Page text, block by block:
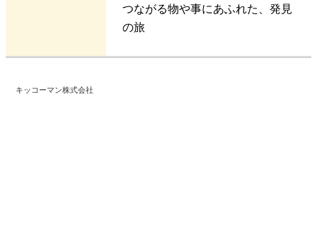
つながる物や事にあふれた、発見
の旅
キッコーマン株式会社